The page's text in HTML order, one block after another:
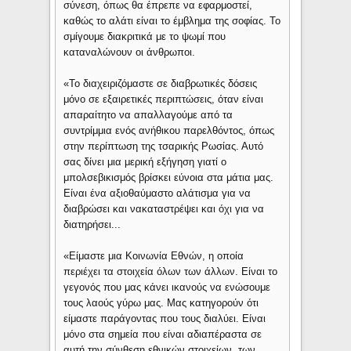
σύνεση, όπως θα έπρεπε να εφαρμοστεί,
καθώς το αλάτι είναι το έμβλημα της σοφίας. Το
σμίγουμε διακριτικά με το ψωμί που
καταναλώνουν οι άνθρωποι.
«Το διαχειριζόμαστε σε διαβρωτικές δόσεις
μόνο σε εξαιρετικές περιπτώσεις, όταν είναι
απαραίτητο να απαλλαγούμε από τα
συντρίμμια ενός ανήθικου παρελθόντος, όπως
στην περίπτωση της τσαρικής Ρωσίας. Αυτό
σας δίνει μια μερική εξήγηση γιατί ο
μπολσεβικισμός βρίσκει εύνοια στα μάτια μας.
Είναι ένα αξιοθαύμαστο αλάτισμα για να
διαβρώσει και νακαταστρέψει και όχι για να
διατηρήσει...
«Είμαστε μια Κοινωνία Εθνών, η οποία
περιέχει τα στοιχεία όλων των άλλων. Είναι το
γεγονός που μας κάνει ικανούς να ενώσουμε
τους λαούς γύρω μας. Μας κατηγορούν ότι
είμαστε παράγοντας που τους διαλύει. Είναι
μόνο στα σημεία που είναι αδιαπέραστα σε